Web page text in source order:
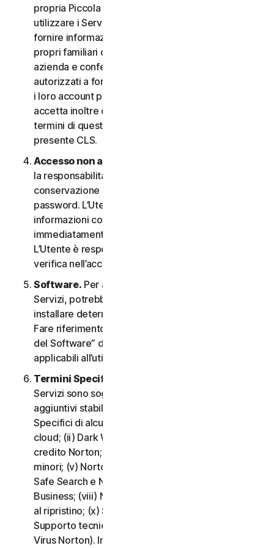
propria Piccola azienda o i propri dispositivi per
utilizzare i Servizi. In questo caso è necessario
fornire informazioni veritiere e accurate su di sé, i
propri familiari o i dipendenti della propria Piccola
azienda e confermare di essere debitamente
autorizzati a fornire tali informazioni e a monitorare
i loro account per loro conto. L’Utente
accetta inoltre di informare tali persone riguardo ai
termini di questo CLS e garantire la compliance al
presente CLS.
Accesso non autorizzato all’account
la responsabilità esclusiva di garantire la
conservazione sicura del proprio nome utente e
password. L’Utente non deve condividere queste
informazioni con altri e si impegna a riportare
immediatamente qualsiasi utilizzo non autorizzato.
L’Utente è responsabile di qualsiasi attività che si
verifica nell’account.
Software. Per accedere e utilizzare determinati
Servizi, potrebbe essere necessario scaricare e
installare determinati Software su un Dispositivo.
Fare riferimento alla clausola 3 - “Termini di Licenza
del Software” del CLS per i termini e le condizioni
applicabili all’utilizzo di tale Software.
Termini Specifici di alcuni Servizi.
Servizi sono soggetti a termini e condizioni
aggiuntivi stabiliti nella clausola 4 - “Termini
Specifici di alcuni Servizi” del CLS: (i) Backup nel
cloud; (ii) Dark Web Monitoring; (iii) Portale del
credito Norton; (iv) Norton Family e Protezione
minori; (v) Norton Password Manager; (vi) Norton
Safe Search e Norton Safe Web; (vii) Norton Small
Business; (viii) Norton VPN; (ix) Servizi di supporto
al ripristino; (x) Social Media Monitoring e (xi)
Supporto tecnico (inclusa la Promessa Protezione
Virus Norton). In caso di conflitto o incoerenza tra la